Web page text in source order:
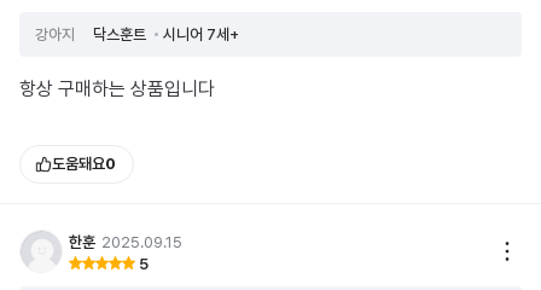
강아지 닥스훈트 시니어 7세+
항상 구매하는 상품입니다
도움돼요0
한훈 2025.09.15
5